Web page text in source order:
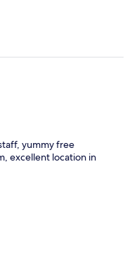
yummy free
excellent location in